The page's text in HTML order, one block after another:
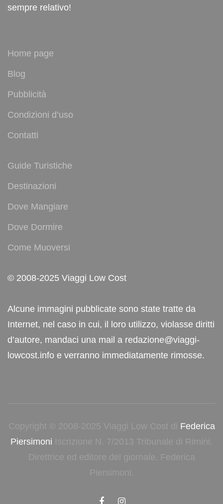
sempre relativo!
Home page
Blog
Pubblicità
Condizioni d’uso
Contatti
Guide Turistiche
Destinazioni
Dove Mangiare
Dove Dormire
Come Muoversi
© 2008-2025 Viaggi Low Cost
Alcune immagini pubblicate sono state tratte da
Internet, nel caso in cui, il loro utilizzo, violasse diritti
d’autore, mandaci una mail a redazione@viaggi-
lowcost.info e verranno immediatamente rimosse.
Copyright © 2008-2025 Viaggi Low Cost di Federica
Piersimoni Iscrizione N. 7/2013 Tribunale di Rimini.
Direttrice ed editore del giornale, Federica
Piersimoni.